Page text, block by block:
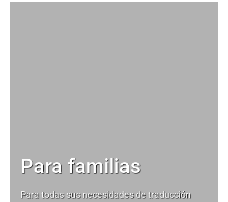
Para familias
Para todas sus necesidades detraducción